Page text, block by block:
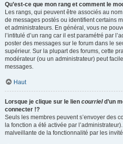
Qu’est-ce que mon rang et comment le
Les rangs, qui peuvent être associés au
de messages postés ou identifient certains
et administrateurs. En général, vous ne
l’intitulé d’un rang car il est paramétré par
poster des messages sur le forum dans le
supérieur. Sur la plupart des forums, cette
modérateur (ou un administrateur) peut
messages.
Haut
Lorsque je clique sur le lien courrield’un
connecter !?
Seuls les membres peuvent s’envoyer des
la fonction a été activée par
malveillante de la fonctionnalité par les